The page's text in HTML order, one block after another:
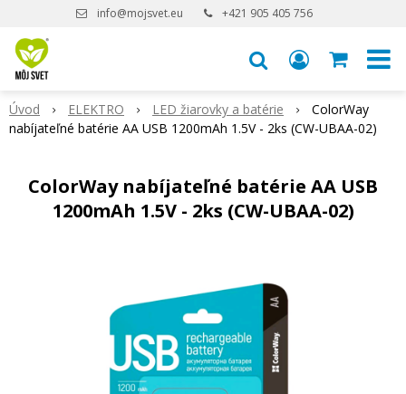
info@mojsvet.eu +421 905 405 756
Úvod ELEKTRO LED žiarovky a batérie
ColorWay
nabíjateľné batérie AA USB 1200mAh 1.5V - 2ks (CW-UBAA-02)
ColorWay nabíjateľné batérie AA USB
1200mAh 1.5V - 2ks (CW-UBAA-02)